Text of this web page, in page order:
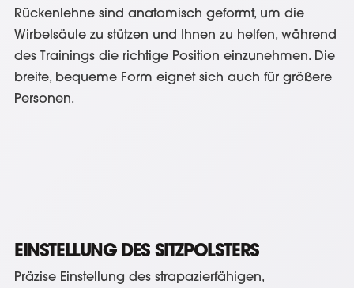
Rückenlehne sind anatomisch geformt, um die
Wirbelsäule zu stützen und Ihnen zu helfen, während
des Trainings die richtige Position einzunehmen. Die
breite, bequeme Form eignet sich auch für größere
Personen.
EINSTELLUNG DES SITZPOLSTERS
Präzise Einstellung des strapazierfähigen,